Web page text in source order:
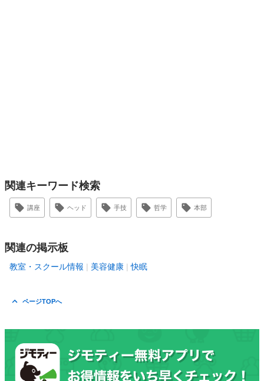
関連キーワード検索
講座 ヘッド 手技 哲学 本部
関連の掲示板
教室・スクール情報 美容健康 快眠
ページTOPへ